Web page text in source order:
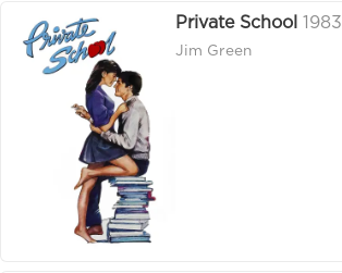
Private School 1983
Jim Green